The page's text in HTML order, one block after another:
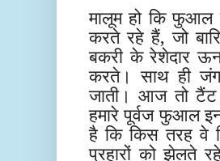
मालूम हो कि फुआल
करते रहे हैं, जो
बकरी के रेशेदार
करते। साथ ही
जाती। आज तो
हमारे पूर्वज फुआल
है कि किस तरह वे
प्रहारों को झेलते